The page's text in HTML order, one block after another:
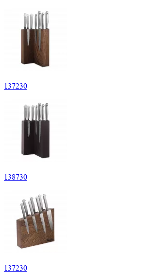
137230
138730
137230